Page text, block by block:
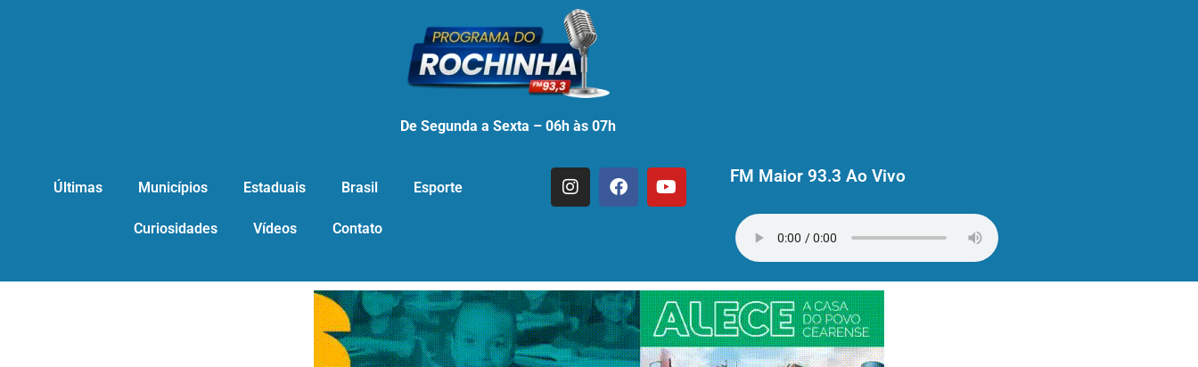
De Segunda a Sexta – 06h às 07h
Últimas Municípios Estaduais Brasil Esporte
Curiosidades Vídeos Contato
FM Maior 93.3 Ao Vivo